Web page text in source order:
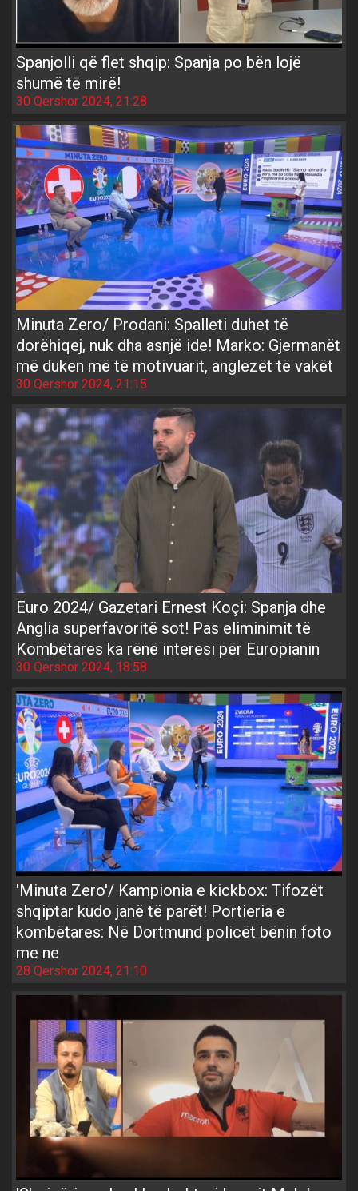
Spanjolli që flet shqip: Spanja po bën lojë
shumë tē mirë!
30 Qershor 2024, 21:28
Minuta Zero/ Prodani: Spalleti duhet të
dorëhiqej, nuk dha asnjë ide! Marko: Gjermanët
më duken më të motivuarit, anglezët të vakët
30 Qershor 2024, 21:15
Euro 2024/ Gazetari Ernest Koçi: Spanja dhe
Anglia superfavoritë sot! Pas eliminimit të
Kombëtares ka rënë interesi për Europianin
30 Qershor 2024, 18:58
'Minuta Zero'/ Kampionia e kickbox: Tifozët
shqiptar kudo janë të parët! Portieria e
kombëtares: Në Dortmund policët bënin foto
me ne
28 Qershor 2024, 21:10